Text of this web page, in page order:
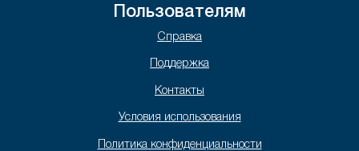
Пользователям
Справка
Поддержка
Контакты
Условия использования
Политика конфиденциальности